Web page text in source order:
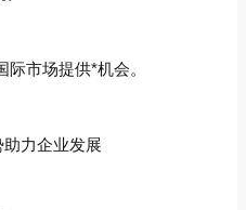
市场提供*机会。
力企业发展